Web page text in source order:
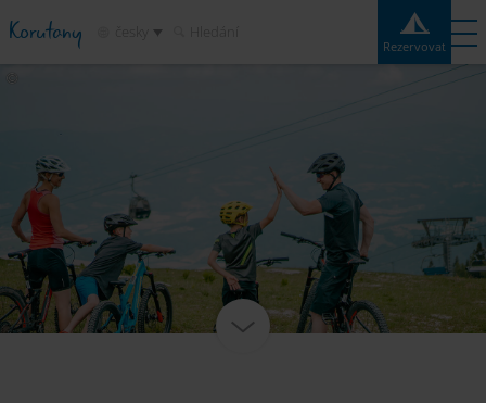
Korutany Rezervovat
Kempy
Destinace
Atrakce
Služby